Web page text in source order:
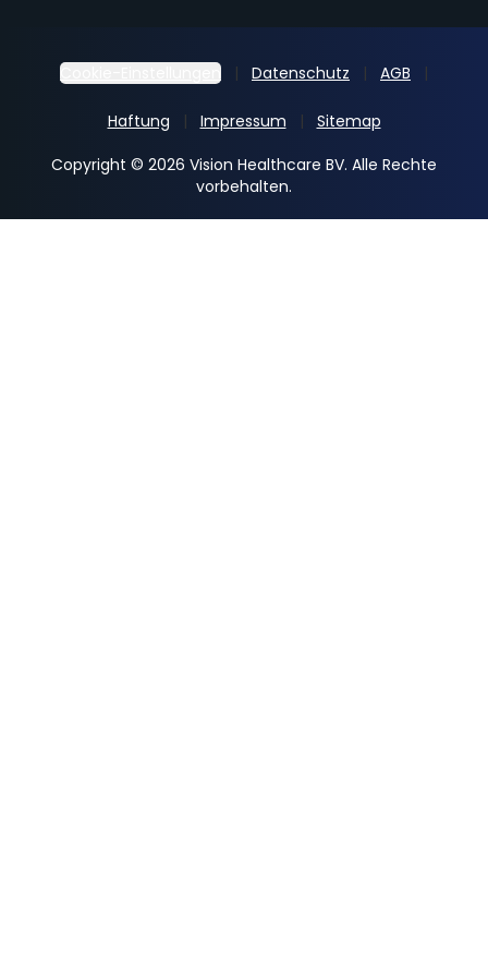
Cookie-Einstellungen Datenschutz AGB
Haftung Impressum
Sitemap
Copyright © 2026 Vision Healthcare BV. Alle Rechte
vorbehalten.